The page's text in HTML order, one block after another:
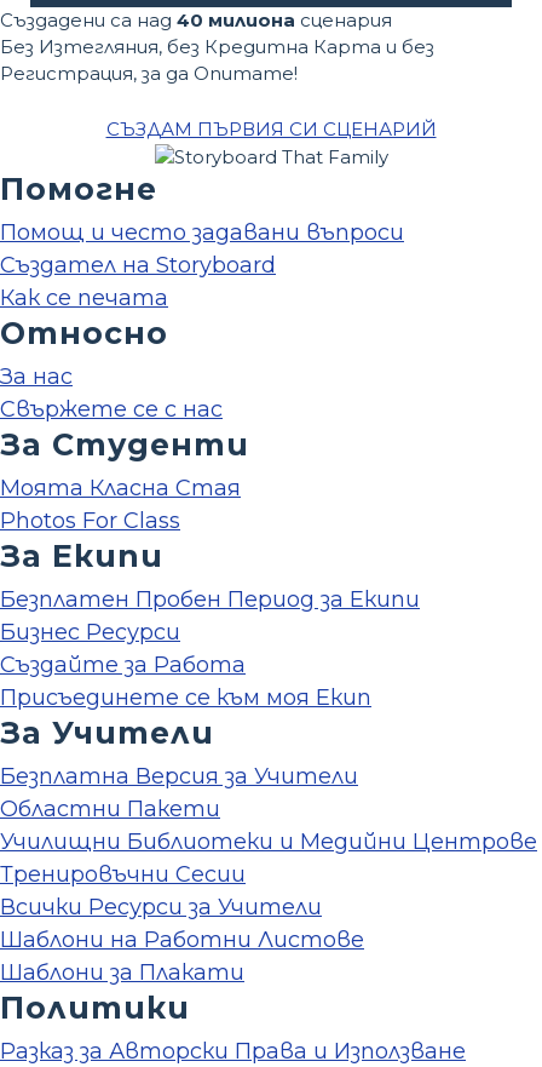
Създадени са над 40 милиона сценария
Без Изтегляния, без Кредитна Карта и без
Регистрация, за да Опитате!
СЪЗДАМ ПЪРВИЯ СИ СЦЕНАРИЙ
Помогне
Помощ и често задавани въпроси
Създател на Storyboard
Как се печата
Относно
За нас
Свържете се с нас
За Студенти
Моята Класна Стая
Photos For Class
За Екипи
Безплатен Пробен Период за Екипи
Бизнес Ресурси
Създайте за Работа
Присъединете се към моя Екип
За Учители
Безплатна Версия за Учители
Областни Пакети
Училищни Библиотеки и Медийни Центрове
Тренировъчни Сесии
Всички Ресурси за Учители
Шаблони на Работни Листове
Шаблони за Плакати
Политики
Разказ за Авторски Права и Използване